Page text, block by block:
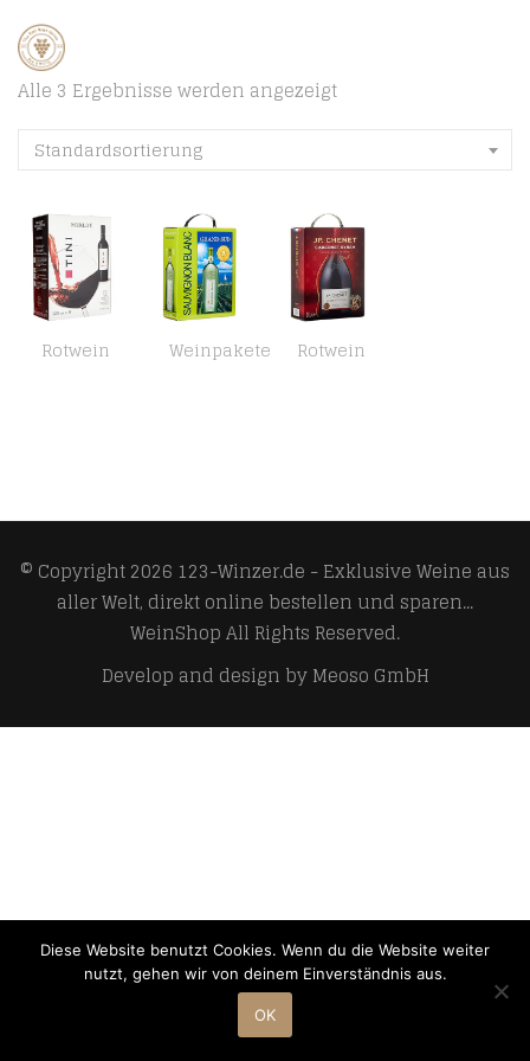
Alle 3 Ergebnisse werden angezeigt
Standardsortierung
Rotwein Weinpakete Rotwein
© Copyright 2026 123-Winzer.de - Exklusive Weine aus
aller Welt, direkt online bestellen und sparen...
WeinShopAll Rights Reserved.
Develop and design byMeoso GmbH
Diese Website benutzt Cookies. Wenn du die Website weiter
nutzt, gehen wir von deinem Einverständnis aus.
OK